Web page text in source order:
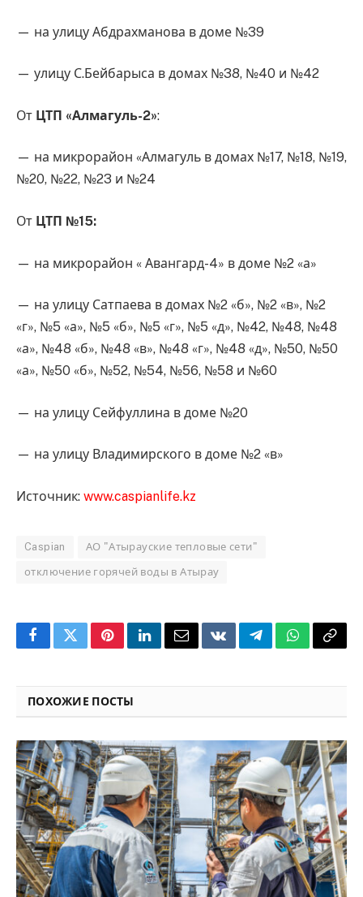
— на улицу Абдрахманова в доме №39
— улицу С.Бейбарыса в домах №38, №40 и №42
От ЦТП «Алмагуль-2»:
— на микрорайон «Алмагуль в домах №17, №18, №19,
№20, №22, №23 и №24
От ЦТП №15:
— на микрорайон « Авангард-4» в доме №2 «а»
— на улицу Сатпаева в домах №2 «б», №2 «в», №2
«г», №5 «а», №5 «б», №5 «г», №5 «д», №42, №48, №48
«а», №48 «б», №48 «в», №48 «г», №48 «д», №50, №50
«а», №50 «б», №52, №54, №56, №58 и №60
— на улицу Сейфуллина в доме №20
— на улицу Владимирского в доме №2 «в»
Источник: www.caspianlife.kz
Caspian АО "Атырауские тепловые сети"
отключение горячей воды в Атырау
FacebookTwitterPinterestLinkedInEmailVKontakteTelegramWhatsApp
Copy
ПОХОЖИЕ ПОСТЫ